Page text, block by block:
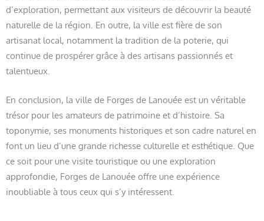
d’exploration, permettant aux visiteurs de découvrir la beauté
naturelle de la région. En outre, la ville est fière de son
artisanat local, notamment la tradition de la poterie, qui
continue de prospérer grâce à des artisans passionnés et
talentueux.
En conclusion, la ville de Forges de Lanouée est un véritable
trésor pour les amateurs de patrimoine et d’histoire. Sa
toponymie, ses monuments historiques et son cadre naturel en
font un lieu d’une grande richesse culturelle et esthétique. Que
ce soit pour une visite touristique ou une exploration
approfondie, Forges de Lanouée offre une expérience
inoubliable à tous ceux qui s’y intéressent.